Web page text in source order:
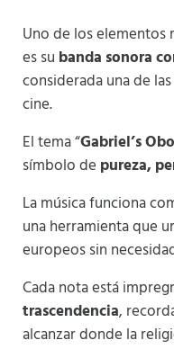
Uno de los elementos
es su banda sonora
considerada una de
cine.
El tema “Gabriel’s
símbolo de pureza,
La música funciona
una herramienta que
europeos sin
Cada nota está
trascendencia,
alcanzar donde la